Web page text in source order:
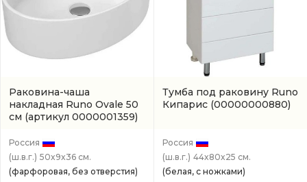
Раковина-чаша
накладная Runo Ovale 50
см (артикул 0000001359)
Россия
(ш.в.г.) 50x9x36 см.
(фарфоровая, без отверстия)
Тумба под раковину Runo
Кипарис (00000000880)
Россия
(ш.в.г.) 44x80x25 см.
(белая, с ножками)